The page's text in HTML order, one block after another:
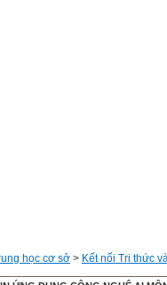
học cơ sở > Kết nối Tri thức